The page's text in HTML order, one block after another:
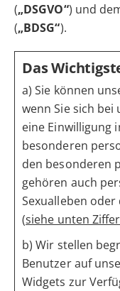
(„DSGVO“) und
(„BDSG“).
Das
a) Sie können
wenn Sie sich
eine Einwilligung
besonderen
den besonderen
gehören auch
Sexualleben
(siehe unten
b) Wir stellen
Benutzer auf
Widgets zur